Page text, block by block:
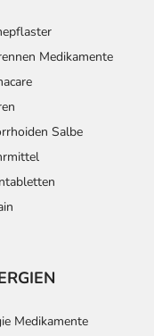
Medikamente
Salbe
Medikamente